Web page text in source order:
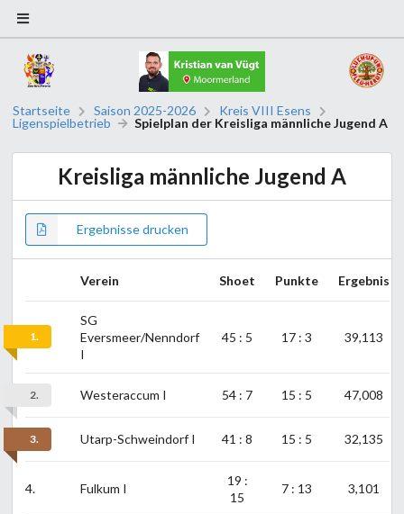
Startseite Saison 2025-2026
Kreis VIII Esens
Ligenspielbetrieb
Spielplan der Kreisliga männliche Jugend A
Kreisliga männliche Jugend A
Ergebnisse drucken
Verein Shoet Punkte Ergebnis
1.
SG
Eversmeer/Nenndorf
I
45 : 5 17 : 3 39,113
2. Westeraccum I 54 : 7 15 : 5 47,008
3. Utarp-Schweindorf I 41 : 8 15 : 5 32,135
4. Fulkum I
19 :
15
7 : 13 3,101